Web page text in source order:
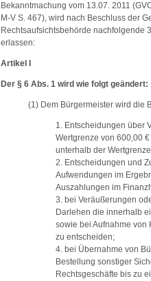
Bekanntmachung vom 13.07. 2011
M-V S. 467), wird nach Beschluss der
Rechtsaufsichtsbehörde nachfolgende
erlassen:
Artikel I
Der § 6 Abs. 1 wird wie folgt geändert:
(1) Dem Bürgermeister wird die
1. Entscheidungen über
Wertgrenze von 600,00
unterhalb der
2. Entscheidungen und
Aufwendungen im
Auszahlungen im
3. bei Veräußerungen
Darlehen die innerhalb
sowie bei Aufnahme von
zu entscheiden;
4. bei Übernahme von
Bestellung sonstiger
Rechtsgeschäfte bis zu